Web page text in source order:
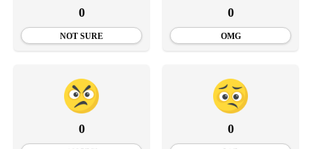
0
NOT SURE
0
OMG
0 0